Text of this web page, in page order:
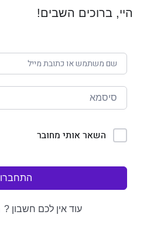
היי, ברוכים השבים!
השאר אותי מחובר
התחברו
עוד אין לכם חשבון ?